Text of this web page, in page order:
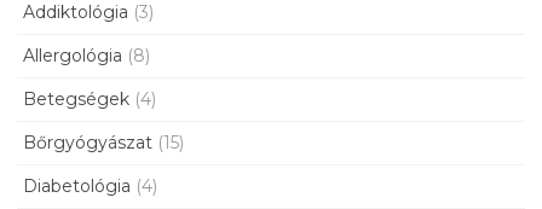
Addiktológia (3)
Allergológia (8)
Betegségek (4)
Bőrgyógyászat (15)
Diabetológia (4)